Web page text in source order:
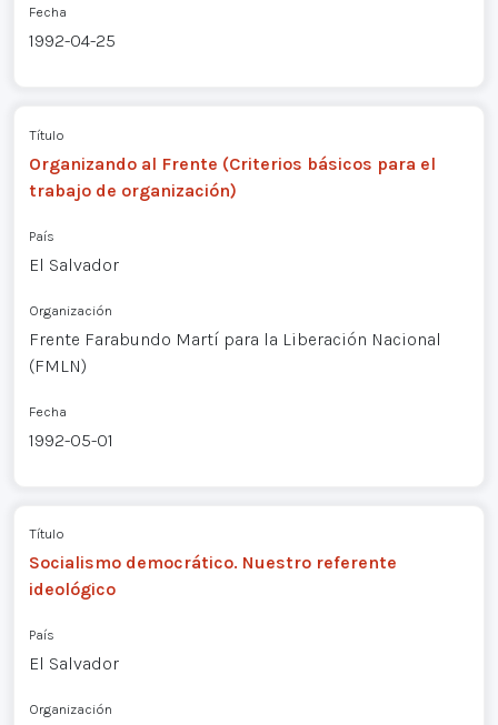
Fecha
1992-04-25
Título
Organizando al Frente (Criterios básicos para el
trabajo de organización)
País
El Salvador
Organización
Frente Farabundo Martí para la Liberación Nacional
(FMLN)
Fecha
1992-05-01
Título
Socialismo democrático. Nuestro referente
ideológico
País
El Salvador
Organización